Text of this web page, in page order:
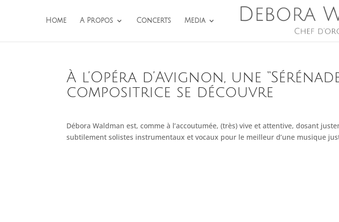
Home A Propos Concerts Media
À l’Opéra d’Avignon, une
compositrice se découvre
Débora Waldman est, comme à l’accoutumée, (très) vive et attentive, dosant
subtilement solistes instrumentaux et vocaux pour le meilleur d’une musique